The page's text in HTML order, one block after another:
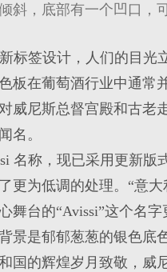
斜，底部有一个凹口，
标签设计，人们的目光
板在葡萄酒行业中通常
威尼斯总督宫殿和古老
名。
名称，现已采用更新版
更为低调的处理。“意
舞台的“Avissi”这个名字
景是郁郁葱葱的银色底
国的辉煌岁月致敬，威